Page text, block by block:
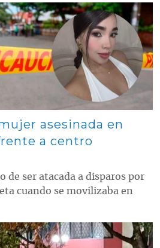
asesinada en
a centro
de ser atacada a disparos por
cuando se movilizaba en